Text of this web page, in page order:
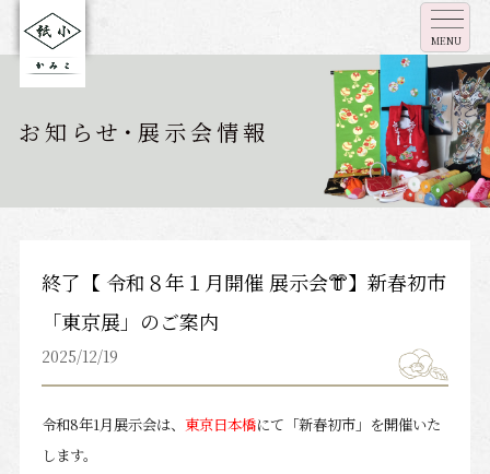
MENU
お知らせ･展示会情報
終了【 令和８年１月開催 展示会👘】新春初市
「東京展」のご案内
2025/12/19
令和8年1月展示会は、 東京日本橋にて「新春初市」を開催いた
します。